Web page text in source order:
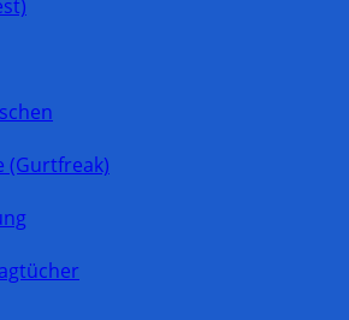
(Gurtfreak)